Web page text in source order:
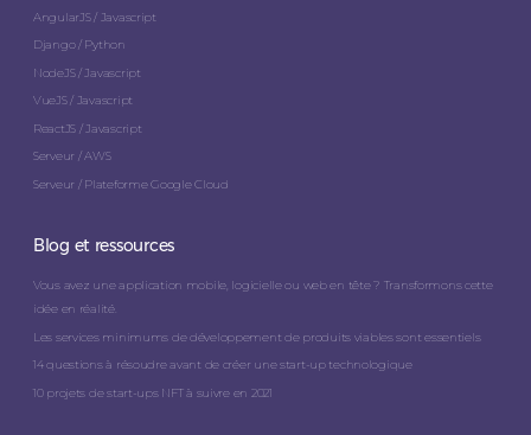
AngularJS / Javascript
Django / Python
NodeJS / Javascript
VueJS / Javascript
ReactJS / Javascript
Serveur / AWS
Serveur / Plateforme Google Cloud
Blog et ressources
Vous avez une application mobile, logicielle ou web en tête ? Transformons cette
idée en réalité.
Les services minimums de développement de produits viables sont essentiels
14 questions à résoudre avant de créer une start-up technologique
10 projets de start-ups NFT à suivre en 2021